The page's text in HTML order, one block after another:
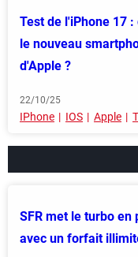
Test de l'iPhone 17
le nouveau
d'Apple ?
22/10/25
IPhone IOS Apple
SFR met le turbo en
avec un forfait